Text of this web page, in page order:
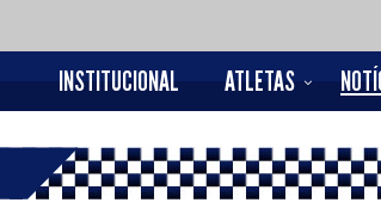
INSTITUCIONAL ATLETAS